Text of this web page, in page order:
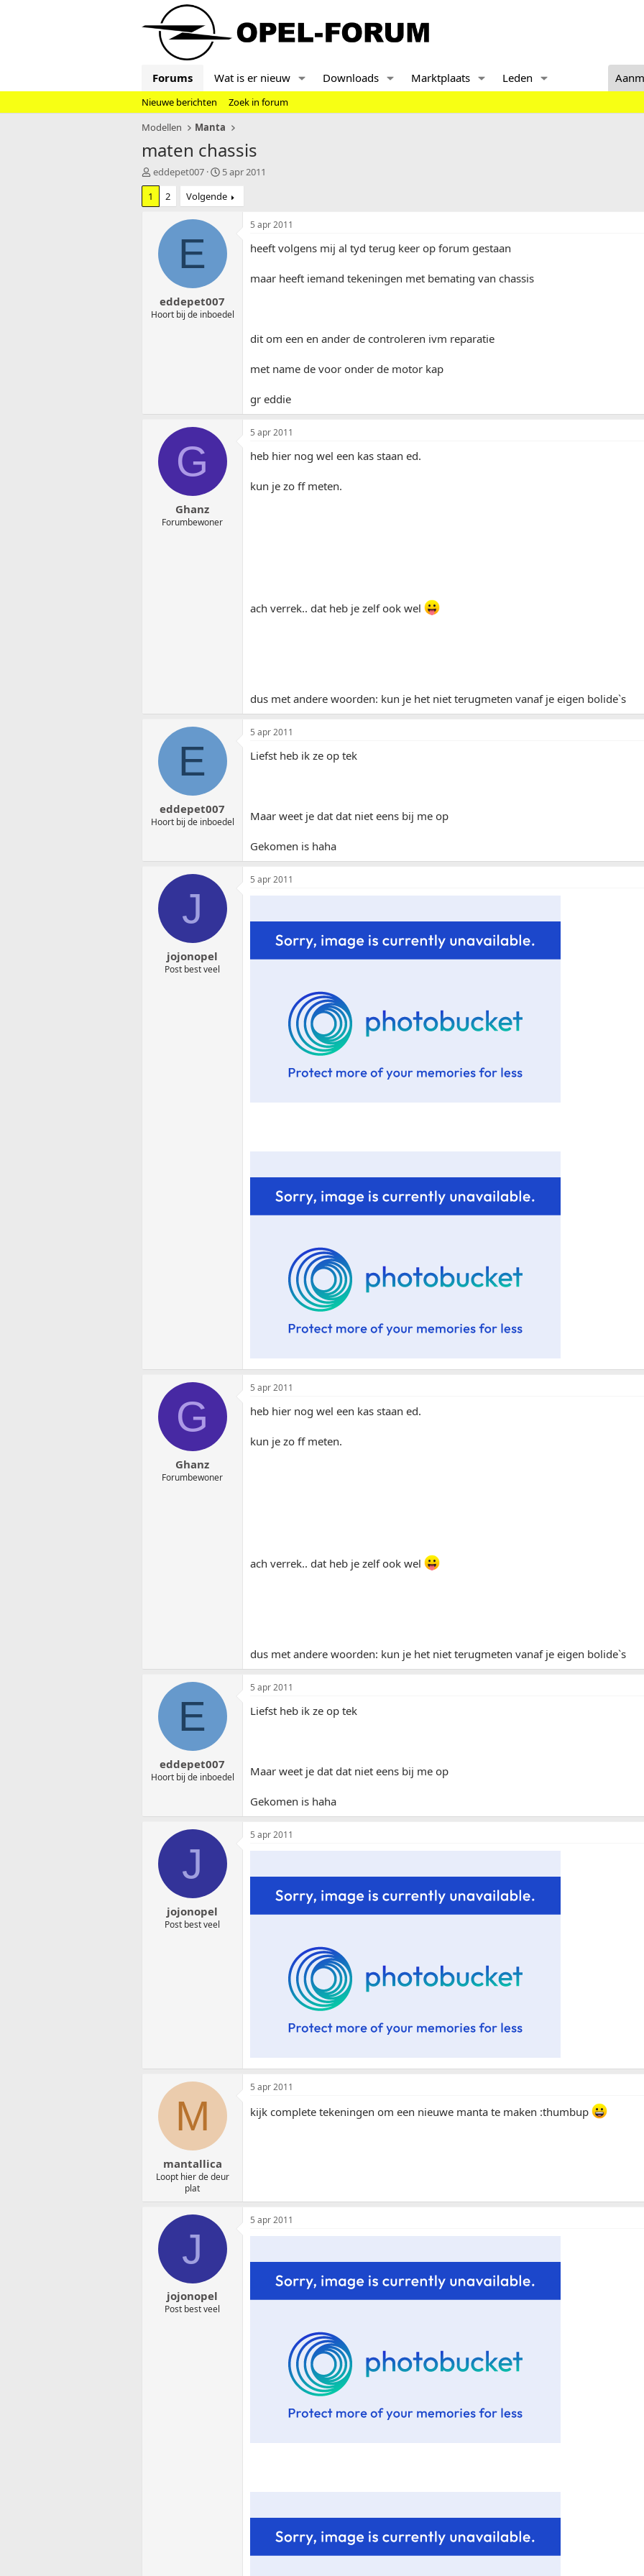
Forums Wat is er nieuw Downloads Marktplaats Leden
Nieuwe berichten
Zoek in forum
Modellen
Manta
maten chassis
T
o
i
r
eddepet007
S
a
r
d
a
u
5 apr 2011
1
2 Volgende
E
eddepet007
Hoort bij de inboedel
5 apr 2011
heeft volgens mij al tyd terug keer op forum gestaan
maar heeft iemand tekeningen met bemating van chassis
dit om een en ander de controleren ivm reparatie
met name de voor onder de motor kap
gr eddie
G
Ghanz
Forumbewoner
5 apr 2011
heb hier nog wel een kas staan ed.
kun je zo ff meten.
ach verrek.. dat heb je zelf ook wel
dus met andere woorden: kun je het niet terugmeten vanaf je eigen bolide`s
E
eddepet007
Hoort bij de inboedel
5 apr 2011
Liefst heb ik ze op tek
Maar weet je dat dat niet eens bij me op
Gekomen is haha
J
jojonopel
Post best veel
5 apr 2011
G
Ghanz
Forumbewoner
5 apr 2011
heb hier nog wel een kas staan ed.
kun je zo ff meten.
ach verrek.. dat heb je zelf ook wel
dus met andere woorden: kun je het niet terugmeten vanaf je eigen bolide`s
E
eddepet007
Hoort bij de inboedel
5 apr 2011
Liefst heb ik ze op tek
Maar weet je dat dat niet eens bij me op
Gekomen is haha
J
jojonopel
Post best veel
5 apr 2011
M
mantallica
Loopt hier de deur
plat
5 apr 2011
kijk complete tekeningen om een nieuwe manta te maken :thumbup
J
jojonopel
Post best veel
5 apr 2011